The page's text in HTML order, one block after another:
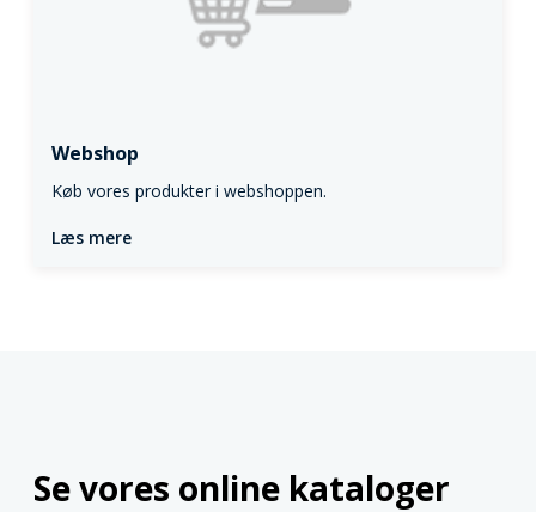
Webshop
Køb vores produkter i webshoppen.
Læs mere
Se vores online kataloger